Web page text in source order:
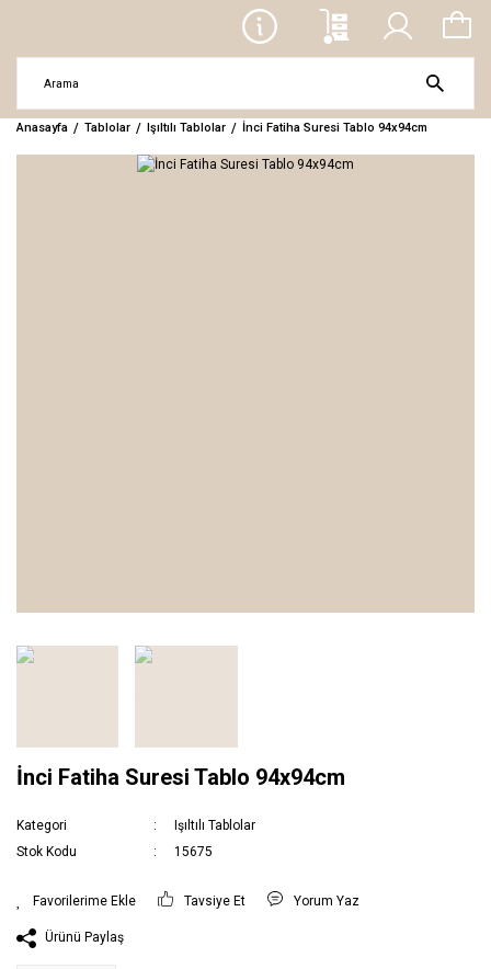
Anasayfa Tablolar Işıltılı Tablolar İnci Fatiha Suresi Tablo 94x94cm
İnci Fatiha Suresi Tablo 94x94cm
Kategori
Işıltılı Tablolar
Stok Kodu
15675
Tavsiye Et Yorum Yaz
Ürünü Paylaş